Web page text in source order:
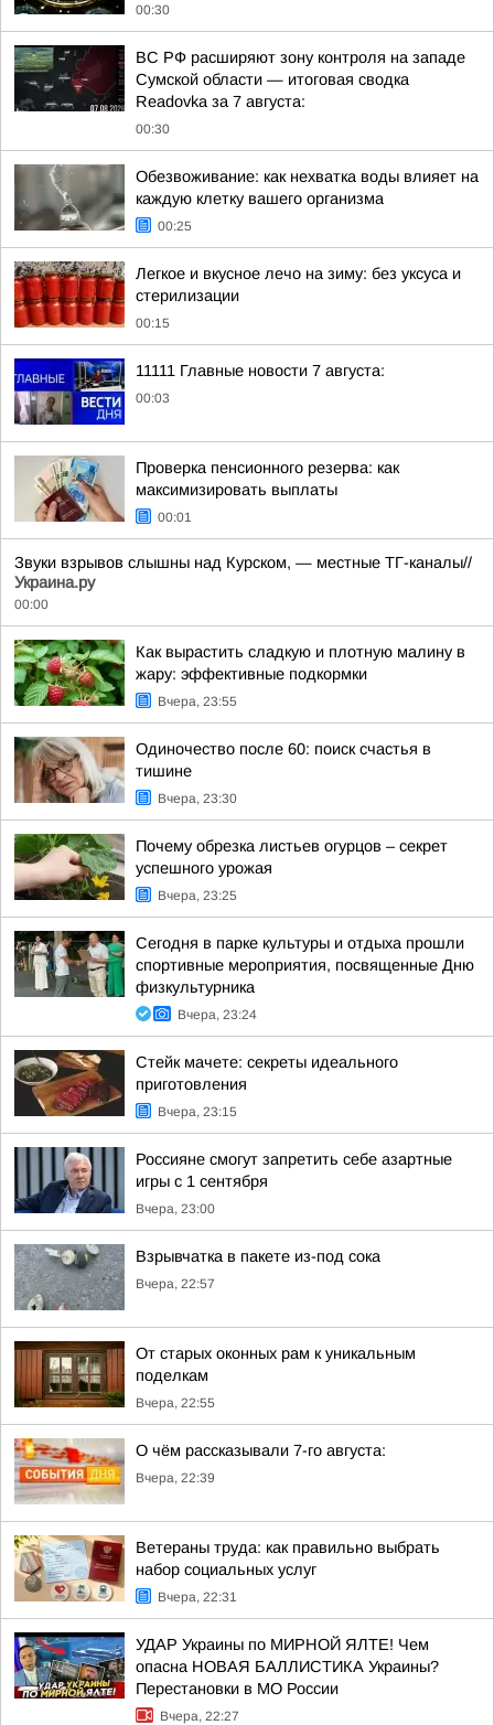
00:30
ВС РФ расширяют зону контроля на западе
Сумской области — итоговая сводка
Readovka за 7 августа:
00:30
Обезвоживание: как нехватка воды влияет на
каждую клетку вашего организма
00:25
Легкое и вкусное лечо на зиму: без уксуса и
стерилизации
00:15
11111 Главные новости 7 августа:
00:03
Проверка пенсионного резерва: как
максимизировать выплаты
00:01
Звуки взрывов слышны над Курском, — местные ТГ-каналы//
Украина.ру
00:00
Как вырастить сладкую и плотную малину в
жару: эффективные подкормки
Вчера, 23:55
Одиночество после 60: поиск счастья в
тишине
Вчера, 23:30
Почему обрезка листьев огурцов – секрет
успешного урожая
Вчера, 23:25
Сегодня в парке культуры и отдыха прошли
спортивные мероприятия, посвященные Дню
физкультурника
Вчера, 23:24
Стейк мачете: секреты идеального
приготовления
Вчера, 23:15
Россияне смогут запретить себе азартные
игры с 1 сентября
Вчера, 23:00
Взрывчатка в пакете из-под сока
Вчера, 22:57
От старых оконных рам к уникальным
поделкам
Вчера, 22:55
О чём рассказывали 7-го августа:
Вчера, 22:39
Ветераны труда: как правильно выбрать
набор социальных услуг
Вчера, 22:31
УДАР Украины по МИРНОЙ ЯЛТЕ! Чем
опасна НОВАЯ БАЛЛИСТИКА Украины?
Перестановки в МО России
Вчера, 22:27